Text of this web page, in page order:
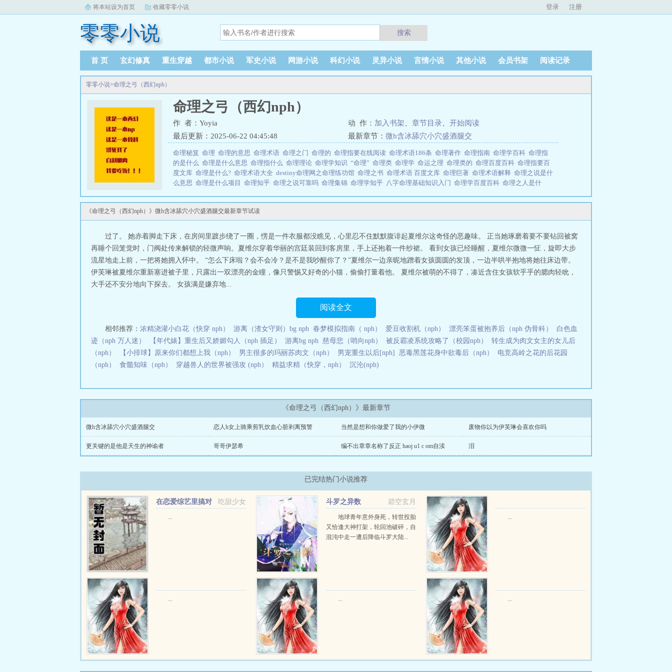
将本站设为首页 收藏零零小说 登录 注册
零零小说 搜索
首 页 玄幻修真 重生穿越 都市小说 军史小说 网游小说 科幻小说 灵异小说 言情小说 其他小说 会员书架 阅读记录
零零小说>命理之弓（西幻nph）
命理之弓（西幻nph）
作 者：Yoyia 动 作： 加入书架 章节目录
开始阅读
最后更新：2025-06-22 04:45:48
最新章节： 微h含冰舔穴小穴盛酒腿交
命理秘笈 命理 命理的意思 命理术语 命理之门 命理的 命理指要在线阅读 命理术语186条 命理著作 命理指南 命理学百科 命理指
的是什么 命理是什么意思 命理指什么 命理理论 命理学知识 “命理” 命理类 命理学 命运之理 命理类的 命理百度百科 命理指要百
度文库 命理是什么? 命理术语大全 destiny命理网之命理练功馆 命理之书 命理术语 百度文库 命理巨著 命理术语解释 命理之说是什
么意思 命理是什么项目 命理知乎 命理之说可靠吗 命理集锦 命理学知乎 八字命理基础知识入门 命理学百度百科 命理之人是什
命运却似一个顽皮的孩童，拨弄命运的齿轮，不由分说将她牵扯入一场精心谋划“伪神”的迷局。残忍杀害自己双胞胎哥哥取而代之的
主教，因“弑神”罪名叛逃的大魔法..命理之弓（西幻nph）
《命理之弓（西幻nph）》微h含冰舔穴小穴盛酒腿交最新章节试读
过了。 她赤着脚走下床，在房间里踱步绕了一圈，愣是一件衣服都没瞧见，心里忍不住默默腹诽起夏维尔这奇怪的恶趣味。 正当她琢磨着要不要钻回被窝
再睡个回笼觉时，门阀处传来解锁的轻微声响。夏维尔穿着华丽的宫廷装回到客房里，手上还抱着一件纱裙。 看到女孩已经睡醒，夏维尔微微一怔，旋即大步
流星地走上前，一把将她拥入怀中。 “怎么下床啦？会不会冷？是不是我吵醒你了？”夏维尔一边亲昵地蹭着女孩圆圆的发顶，一边半哄半抱地将她往床边带。
伊芙琳被夏维尔重新塞进被子里，只露出一双漂亮的金瞳，像只警惕又好奇的小猫，偷偷打量着他。 夏维尔被萌的不得了，凑近含住女孩软乎乎的腮肉轻吮，
大手还不安分地向下探去。 女孩满是嫌弃地...
阅读全文
相邻推荐： 浓精浇灌小白花（快穿 nph） 游离（渣女守则）bg nph 春梦模拟指南（ nph） 爱豆收割机（nph） 漂亮笨蛋被抱养后（nph 伪骨科）
白色血
迹（nph 万人迷）
【年代婊】重生后又娇媚勾人（nph 插足） 游离bg nph 慈母悲（哨向nph） 被反霸凌系统攻略了（校园nph）
转生成为肉文女主的女儿后
（nph）
【小排球】原来你们都想上我（nph） 男主很多的玛丽苏肉文（nph） 男宠重生以后[nph] 恶毒黑莲花身中欲毒后（nph）
电竞高岭之花的后花园
（nph）
食髓知味（nph） 穿越兽人的世界被强攻 (nph） 精益求精（快穿，nph） 沉沦(nph)
《命理之弓（西幻nph）》最新章节
微h含冰舔穴小穴盛酒腿交 恋人h女上骑乘剪乳饮血心脏剥离预警 当然是想和你做爱了我的小伊微 废物你以为伊芙琳会喜欢你吗
更关键的是他是天生的神谕者 哥哥伊瑟希 编不出章章名称了反正 haoj u1 c om自渎 泪
已完结热门小说推荐
吃甜少女
在恋爱综艺里搞对
...
碧空玄月
斗罗之异数
地球青年意外身死，转世投胎
又恰逢大神打架，轮回池破碎，自
混沌中走一遭后降临斗罗大陆...
...
... ... ...